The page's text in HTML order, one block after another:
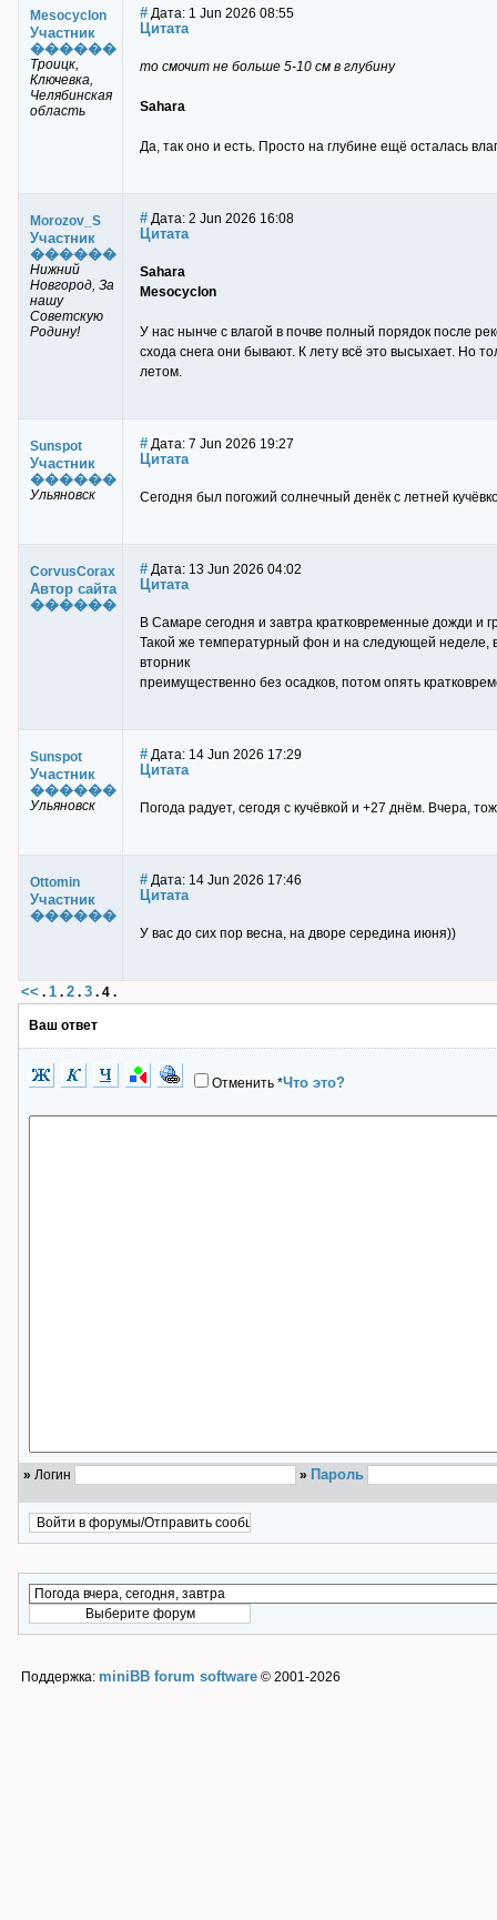
Mesocyclon
Участник
������
Троицк,
Ключевка,
Челябинская
область
# Дата: 1 Jun 2026 08:55
Цитата
то смочит не больше 5-10 см в глубину
Sahara
Да, так оно и есть. Просто на глубине ещё осталась
Morozov_S
Участник
������
Нижний
Новгород, За
нашу
Советскую
Родину!
# Дата: 2 Jun 2026 16:08
Цитата
Sahara
Mesocyclon
У нас нынче с влагой в почве полный порядок после
схода снега они бывают. К лету всё это высыхает. Но
летом.
Sunspot
Участник
������
Ульяновск
# Дата: 7 Jun 2026 19:27
Цитата
Сегодня был погожий солнечный денёк с летней
CorvusCorax
Автор сайта
������
# Дата: 13 Jun 2026 04:02
Цитата
В Самаре сегодня и завтра кратковременные дожди и
Такой же температурный фон и на следующей неделе,
вторник
преимущественно без осадков, потом опять
Sunspot
Участник
������
Ульяновск
# Дата: 14 Jun 2026 17:29
Цитата
Погода радует, сегодя с кучёвкой и +27 днём. Вчера,
Ottomin
Участник
������
# Дата: 14 Jun 2026 17:46
Цитата
У вас до сих пор весна, на дворе середина июня))
<< . 1 . 2 . 3 . 4 .
Ваш ответ
Отменить *Что это?
» Логин » Пароль
Поддержка: miniBB forum software © 2001-2026